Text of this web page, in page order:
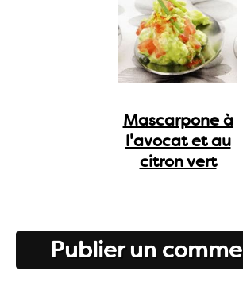
Mascarpone à
l'avocat et au
citron vert
Publier un